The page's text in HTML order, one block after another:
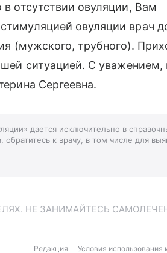
отсутствии овуляции, Вам
овуляции врач
(мужского, трубного).
ситуацией. С уважением,
Сергеевна.
дается исключительно в
к врачу, в том числе для
НЕ ЗАНИМАЙТЕСЬ
Редакция Условия использования